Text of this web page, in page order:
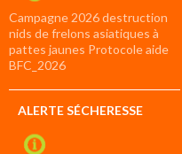
Campagne 2026 destruction
nids de frelons asiatiques à
pattes jaunes Protocole aide
BFC_2026
ALERTE SÉCHERESSE